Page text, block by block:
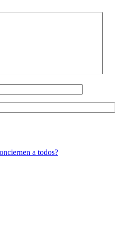
a todos?